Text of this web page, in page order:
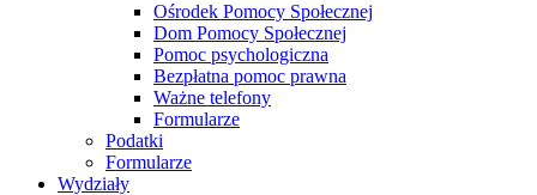
Ośrodek Pomocy Społecznej
Dom Pomocy Społecznej
Pomoc psychologiczna
Bezpłatna pomoc prawna
Ważne telefony
Formularze
Podatki
Formularze
Wydziały